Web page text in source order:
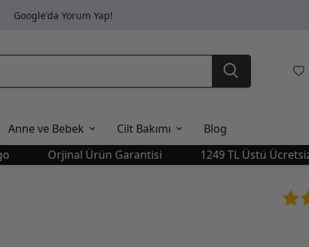
Google'da Yorum Yap!
Anne ve Bebek Cilt Bakımı
Blog
Orjinal Ürün Garantisi 1249 TL Üstü Ücretsiz